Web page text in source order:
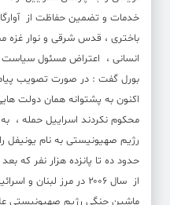
خدمات و تضمین حفاظت از
باختری ، قدس شرقی و نوار
انسانی ، اعتراض مسئول سیاست
بورل گفت : در صورت تصویب
اکنون به پشتوانه همان دولت
محکوم نکردند اسراییل حمله ،
رژیم صهیونیستی به نام
از سال ۲۰۰۶ در مرز
ماشین جنگی رژیم صهیونیستی